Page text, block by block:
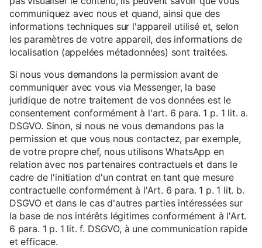
communiquez avec nous et quand, ainsi que des
informations techniques sur l'appareil utilisé et, selon
les paramètres de votre appareil, des informations de
localisation (appelées métadonnées) sont traitées.
Si nous vous demandons la permission avant de
communiquer avec vous via Messenger, la base
juridique de notre traitement de vos données est le
consentement conformément à l'art. 6 para. 1 p. 1 lit. a.
DSGVO. Sinon, si nous ne vous demandons pas la
permission et que vous nous contactez, par exemple,
de votre propre chef, nous utilisons WhatsApp en
relation avec nos partenaires contractuels et dans le
cadre de l'initiation d'un contrat en tant que mesure
contractuelle conformément à l'Art. 6 para. 1 p. 1 lit. b.
DSGVO et dans le cas d'autres parties intéressées sur
la base de nos intérêts légitimes conformément à l'Art.
6 para. 1 p. 1 lit. f. DSGVO, à une communication rapide
et efficace.